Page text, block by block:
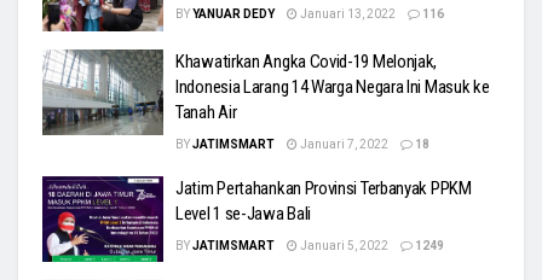
BYYANUAR DEDY Januari 13, 2022 116
Khawatirkan Angka Covid-19 Melonjak,
Indonesia Larang 14 Warga Negara Ini Masuk ke
Tanah Air
BYJATIMSMART Januari 7, 2022 18
Jatim Pertahankan Provinsi Terbanyak PPKM
Level 1 se-Jawa Bali
BYJATIMSMART Januari 5, 2022 1249